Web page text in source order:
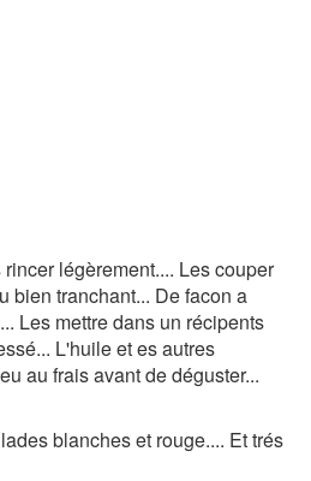
légèrement.... Les couper
bien tranchant... De facon a
Les mettre dans un récipents
L'huile et es autres
au frais avant de déguster...
blanches et rouge.... Et trés